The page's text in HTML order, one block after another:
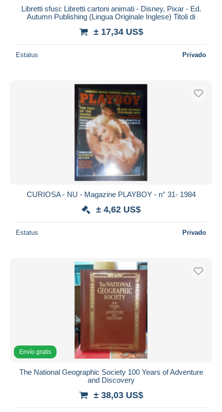
Libretti sfusi: Libretti cartoni animati - Disney, Pixar - Ed.
Autumn Publishing (Lingua Originale Inglese) Titoli di
± 17,34 US$
Estatus Privado
CURIOSA - NU - Magazine PLAYBOY - n° 31- 1984
± 4,62 US$
Estatus Privado
Envío gratis
The National Geographic Society 100 Years of Adventure
and Discovery
± 38,03 US$